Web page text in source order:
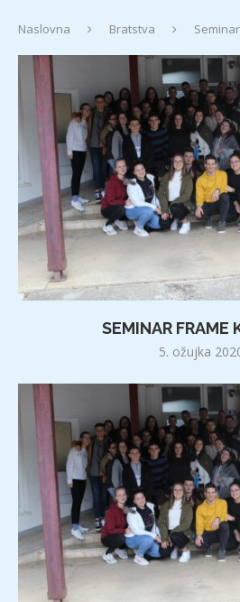
Naslovna Bratstva
SEMINAR FRAME
5. ožujka